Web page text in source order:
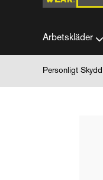
Arbetskläder
Personligt Skydd